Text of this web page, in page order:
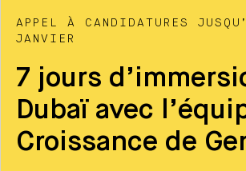
APPEL À CANDIDATURES
JANVIER
7 jours
Dubaï avec
Croissance de